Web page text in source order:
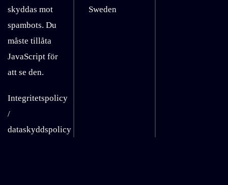
skyddas mot
spambots. Du
måste tillåta
JavaScript för
att se den.
Integritetspolicy
/
dataskyddspolicy
Sweden